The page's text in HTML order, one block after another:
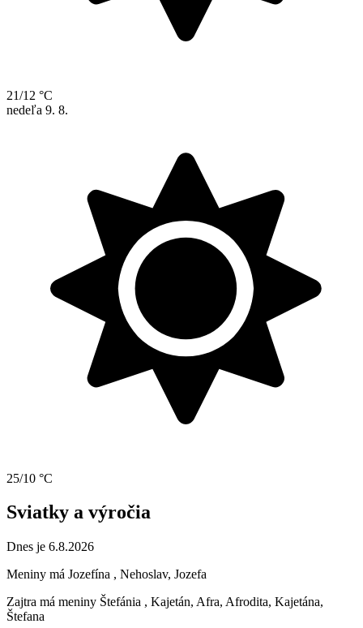
21/12 °C
nedeľa 9. 8.
25/10 °C
Sviatky a výročia
Dnes je 6.8.2026
Meniny má Jozefína , Nehoslav, Jozefa
Zajtra má meniny Štefánia , Kajetán, Afra, Afrodita, Kajetána,
Štefana